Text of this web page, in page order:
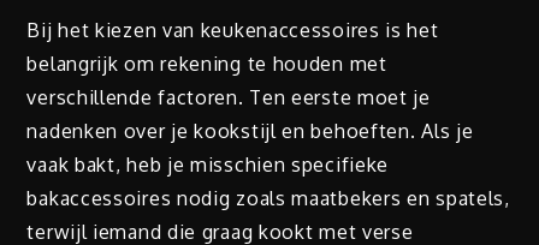
Bij het kiezen van keukenaccessoires is het
belangrijk om rekening te houden met
verschillende factoren. Ten eerste moet je
nadenken over je kookstijl en behoeften. Als je
vaak bakt, heb je misschien specifieke
bakaccessoires nodig zoals maatbekers en spatels,
terwijl iemand die graag kookt met verse